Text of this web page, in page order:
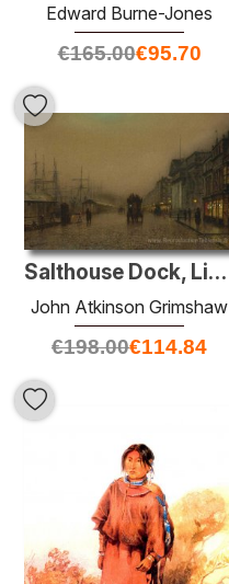
Edward Burne-Jones
€165.00€95.70
Salthouse Dock, Liverpool
John Atkinson Grimshaw
€198.00€114.84